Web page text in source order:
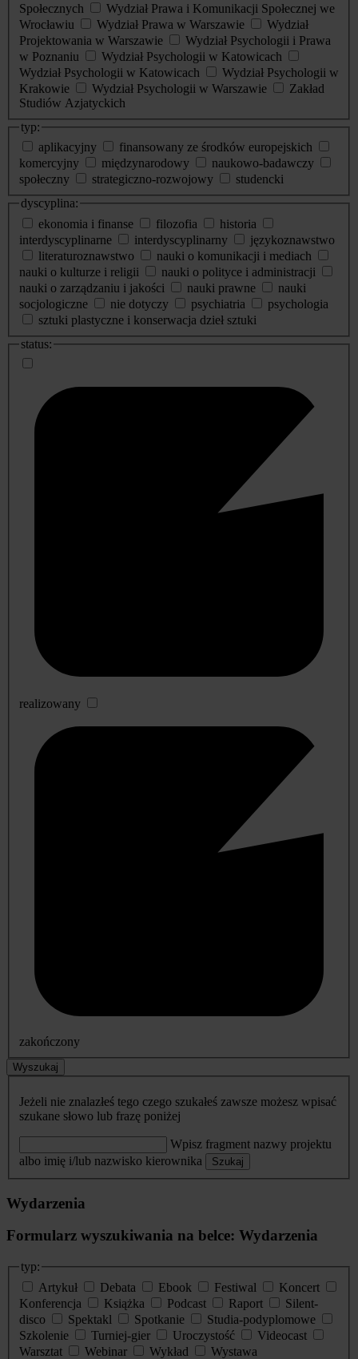
Społecznych
Wydział Prawa i Komunikacji Społecznej we
Wrocławiu
Wydział Prawa w Warszawie
Wydział
Projektowania w Warszawie
Wydział Psychologii i Prawa
w Poznaniu
Wydział Psychologii w Katowicach
Wydział Psychologii w Katowicach
Wydział Psychologii w
Krakowie
Wydział Psychologii w Warszawie
Zakład
Studiów Azjatyckich
typ:
aplikacyjny
finansowany ze środków europejskich
komercyjny
międzynarodowy
naukowo-badawczy
społeczny
strategiczno-rozwojowy
studencki
dyscyplina:
ekonomia i finanse
filozofia
historia
interdyscyplinarne
interdyscyplinarny
językoznawstwo
literaturoznawstwo
nauki o komunikacji i mediach
nauki o kulturze i religii
nauki o polityce i administracji
nauki o zarządzaniu i jakości
nauki prawne
nauki
socjologiczne
nie dotyczy psychiatria
psychologia
sztuki plastyczne i konserwacja dzieł sztuki
status:
realizowany
zakończony
Wyszukaj
Jeżeli nie znalazłeś tego czego szukałeś zawsze możesz wpisać
szukane słowo lub frazę poniżej
Wpisz fragment nazwy projektu
albo imię i/lub nazwisko kierownika
Szukaj
Wydarzenia
Formularz wyszukiwania na belce: Wydarzenia
typ:
Artykuł
Debata Ebook Festiwal
Koncert
Konferencja
Książka Podcast Raport
Silent-
disco
Spektakl Spotkanie
Studia-podyplomowe
Szkolenie
Turniej-gier Uroczystość
Videocast
Warsztat
Webinar Wykład
Wystawa